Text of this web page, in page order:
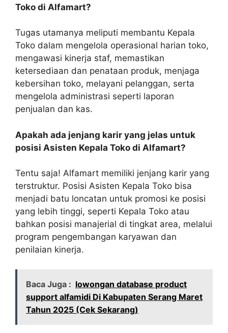
Toko di Alfamart?
Tugas utamanya meliputi membantu Kepala
Toko dalam mengelola operasional harian toko,
mengawasi kinerja staf, memastikan
ketersediaan dan penataan produk, menjaga
kebersihan toko, melayani pelanggan, serta
mengelola administrasi seperti laporan
penjualan dan kas.
Apakah ada jenjang karir yang jelas untuk
posisi Asisten Kepala Toko di Alfamart?
Tentu saja! Alfamart memiliki jenjang karir yang
terstruktur. Posisi Asisten Kepala Toko bisa
menjadi batu loncatan untuk promosi ke posisi
yang lebih tinggi, seperti Kepala Toko atau
bahkan posisi manajerial di tingkat area, melalui
program pengembangan karyawan dan
penilaian kinerja.
Baca Juga : lowongan database product
support alfamidi Di Kabupaten Serang Maret
Tahun 2025 (Cek Sekarang)